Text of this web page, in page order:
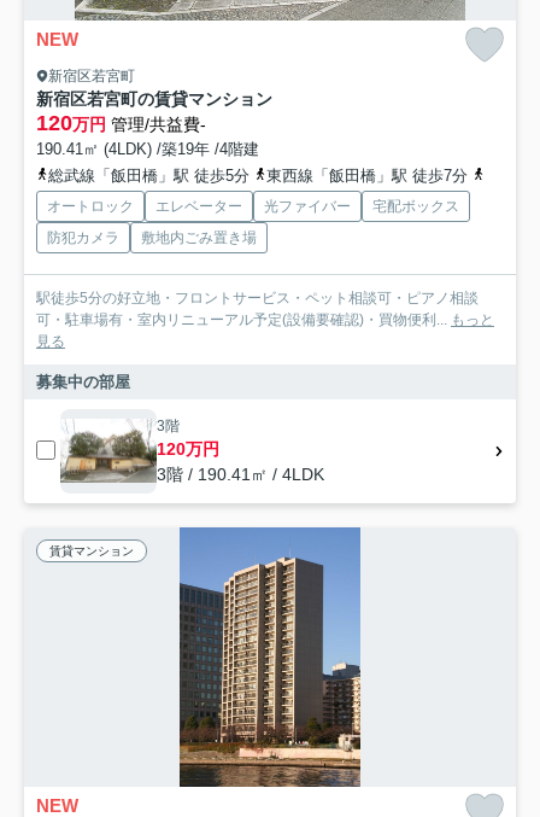
NEW
新宿区若宮町
新宿区若宮町の賃貸マンション
120万円 管理/共益費-
190.41㎡ (4LDK) /築19年 /4階建
総武線「飯田橋」駅 徒歩5分
東西線「飯田橋」駅 徒歩7分
オートロック エレベーター 光ファイバー
宅配ボックス
防犯カメラ
敷地内ごみ置き場
駅徒歩5分の好立地・フロントサービス・ペット相談可・ピアノ相談
可・駐車場有・室内リニューアル予定(設備要確認)・買物便利...
もっと
見る
募集中の部屋
3階
120万円
3階 / 190.41㎡ / 4LDK
賃貸マンション
NEW